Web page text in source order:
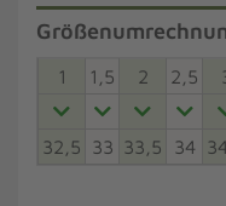
1 1,5 2 2,5
32,5 33 33,5 34